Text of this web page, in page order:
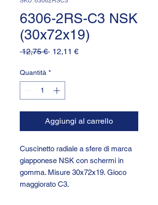
6306-2RS-C3 NSK
(30x72x19)
12,75 € Prezzo
12,11 €Prezzo
Quantità *
Aggiungi al carrello
Cuscinetto radiale a sfere di marca
giapponese NSK con schermi in
gomma. Misure 30x72x19. Gioco
maggiorato C3.